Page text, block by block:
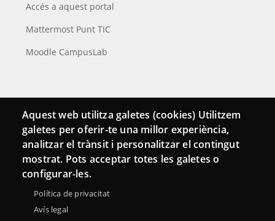
Accés a aquest portal
Mattermost Punt TIC
Moodle CampusLab
Connecta
Bustia de contacte
Butlletins
Aquest web utilitza galetes (cookies) Utilitzem
galetes per oferir-te una millor experiència,
analitzar el trànsit i personalitzar el contingut
mostrat. Pots acceptar totes les galetes o
configurar-les.
Política de privacitat
Avís legal